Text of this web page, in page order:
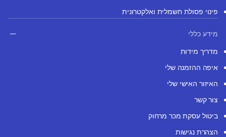
פינוי פסולת חשמלית ואלקטרונית
מידע כללי
מדריך מידות
איפה ההזמנה שלי
האיזור האישי שלי
צור קשר
ביטול עסקת מכר מרחוק
הצהרת נגישות